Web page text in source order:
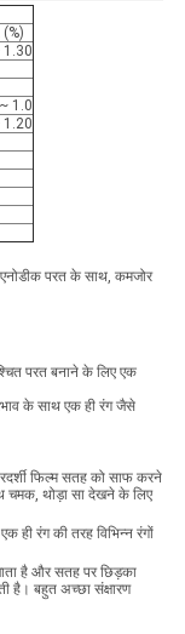
1.30
1.0
1.20
एनोडीक परत के साथ, कमजोर
परत बनाने के लिए एक
के साथ एक ही रंग जैसे
फिल्म सतह को साफ करने
चमक, थोड़ा सा देखने के लिए
ही रंग की तरह विभिन्न रंगों
है और सतह पर छिड़का
है। बहुत अच्छा संक्षारण